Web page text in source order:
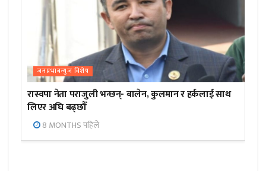
जनप्रभाबन्युज विशेष
रास्वपा नेता पराजुली भन्छन्- बालेन, कुलमान र हर्कलाई साथ
लिएर अघि बढ्छौँ
8 MONTHS पहिले